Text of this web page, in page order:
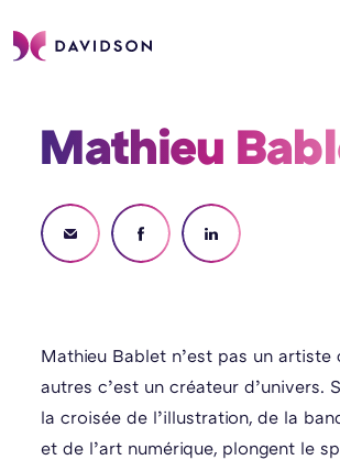
Mathieu
Mathieu Bablet n’est pas un artiste
autres c’est un créateur d’univers.
la croisée de l’illustration, de la
et de l’art numérique, plongent le